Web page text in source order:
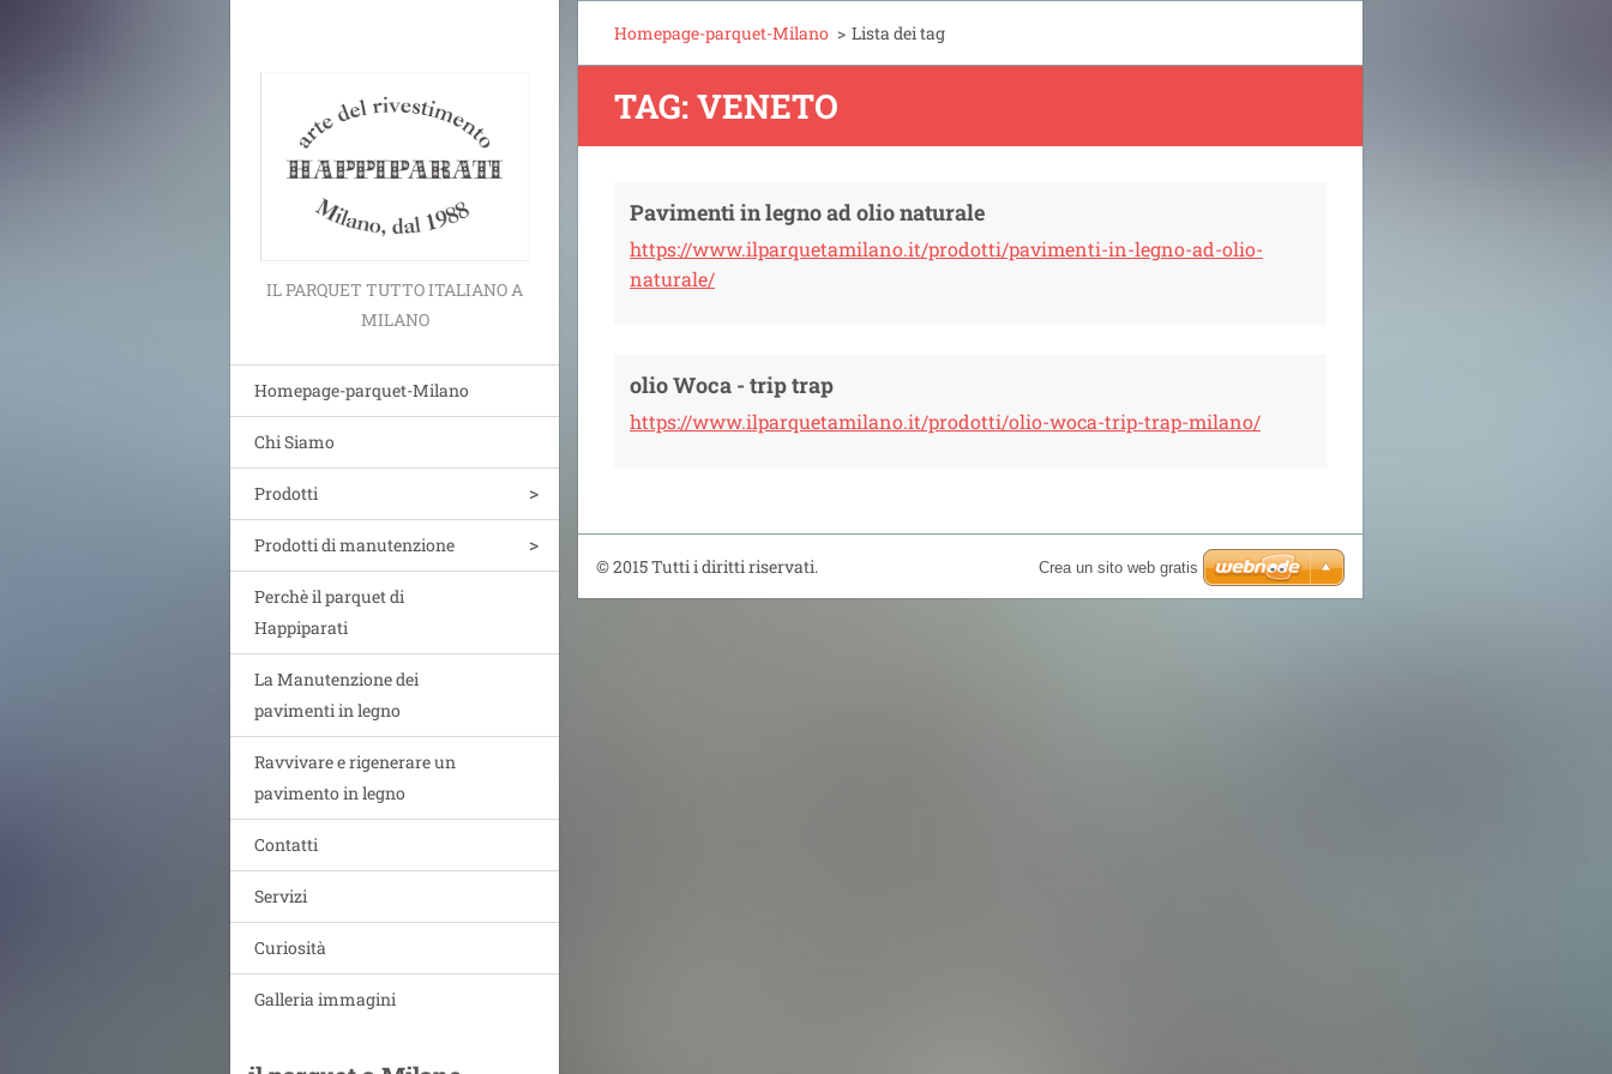
IL PARQUET TUTTO ITALIANO A
MILANO
Homepage-parquet-Milano
Chi Siamo
Prodotti
Prodotti di manutenzione
Perchè il parquet di
Happiparati
La Manutenzione dei
pavimenti in legno
Ravvivare e rigenerare un
pavimento in legno
Contatti
Servizi
Curiosità
Galleria immagini
Homepage-parquet-Milano > Lista dei tag
TAG: VENETO
Pavimenti in legno ad olio naturale
https://www.ilparquetamilano.it/prodotti/pavimenti-in-legno-ad-olio-
naturale/
olio Woca - trip trap
https://www.ilparquetamilano.it/prodotti/olio-woca-trip-trap-milano/
© 2015 Tutti i diritti riservati. Crea un sito web gratis